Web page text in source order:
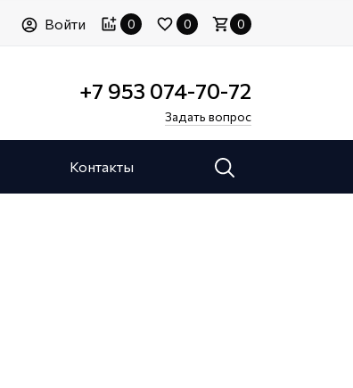
Войти 0 0 0
+7 953 074-70-72
Задать вопрос
Контакты Статьи